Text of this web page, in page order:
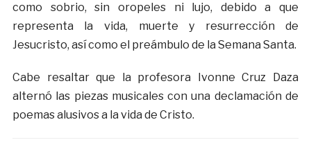
como sobrio, sin oropeles ni lujo, debido a que
representa la vida, muerte y resurrección de
Jesucristo, así como el preámbulo de la Semana Santa.
Cabe resaltar que la profesora Ivonne Cruz Daza
alternó las piezas musicales con una declamación de
poemas alusivos a la vida de Cristo.